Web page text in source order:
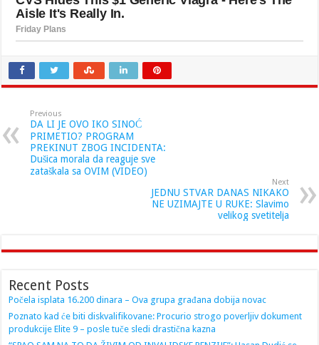
Previous
DA LI JE OVO IKO SINOĆ
PRIMETIO? PROGRAM
PREKINUT ZBOG INCIDENTA:
Dušica morala da reaguje sve
zataškala sa OVIM (VIDEO)
Next
JEDNU STVAR DANAS NIKAKO
NE UZIMAJTE U RUKE: Slavimo
velikog svetitelja
Recent Posts
Počela isplata 16.200 dinara – Ova grupa građana dobija novac
Poznato kad će biti diskvalifikovane: Procurio strogo poverljiv dokument
produkcije Elite 9 – posle tuče sledi drastična kazna